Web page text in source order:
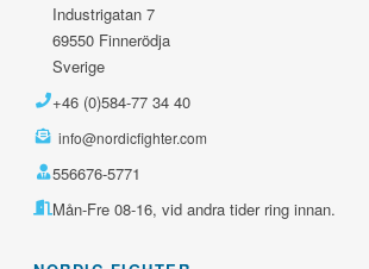
Industrigatan 7
69550 Finnerödja
Sverige
+46 (0)584-77 34 40
info@nordicfighter.com
556676-5771
Mån-Fre 08-16, vid andra tider ring innan.